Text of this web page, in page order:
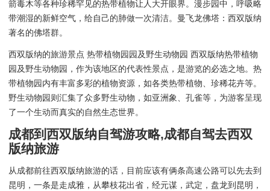
箭毒木等各种珍稀罕见的热带植物让人大开眼界。漫步园中，呼吸略
带潮湿的新鲜空气，给自己的肺做一次清洁。曼飞龙佛塔：西双版纳
著名的佛塔群。
西双版纳的旅游景点 热带植物园园及野生动物园 西双版纳热带植物
园及野生动物园，作为该地区的代表性景点，是游览的必选之地。热
带植物园内有丰富多彩的植物资源，如各类热带植物、珍稀花卉等。
野生动物园则汇集了众多野生动物，如亚洲象、孔雀等，为游客呈现
了一个生动而真实的自然生态世界。
成都到西双版纳自驾游攻略,成都自驾去西双
版纳旅游
从成都前往西双版纳旅游的话，目前应该有俩条高速公路可以先去到
昆明，一条是走成雅，从攀枝花出省，经元谋，武定，盘龙到昆明，